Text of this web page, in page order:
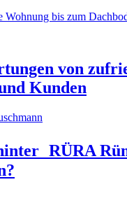
Wohnung bis zum
von
Kunden
RÜRA
?